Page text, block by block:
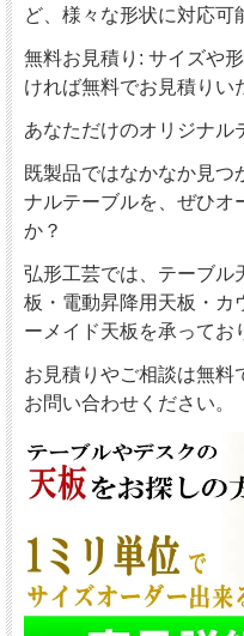
ど、様々な形状に対応可
無料お見積り: サイズや
ければ無料でお見積りい
あなただけのオリジナル
既製品ではなかなか見つ
ナルテーブルを、ぜひオ
か？
弘形工芸では、テーブル
板・電動昇降用天板・カ
ーメイド天板を承ってお
お見積りやご相談は無料
お問い合わせください。